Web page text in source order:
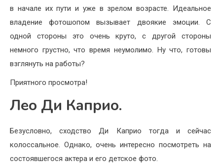
в начале их пути и уже в зрелом возрасте. Идеальное
владение фотошопом вызывает двоякие эмоции. С
одной стороны это очень круто, с другой стороны
немного грустно, что время неумолимо. Ну что, готовы
взглянуть на работы?
Приятного просмотра!
Лео Ди Каприо.
Безусловно, сходство Ди Каприо тогда и сейчас
колоссальное. Однако, очень интересно посмотреть на
состоявшегося актера и его детское фото.